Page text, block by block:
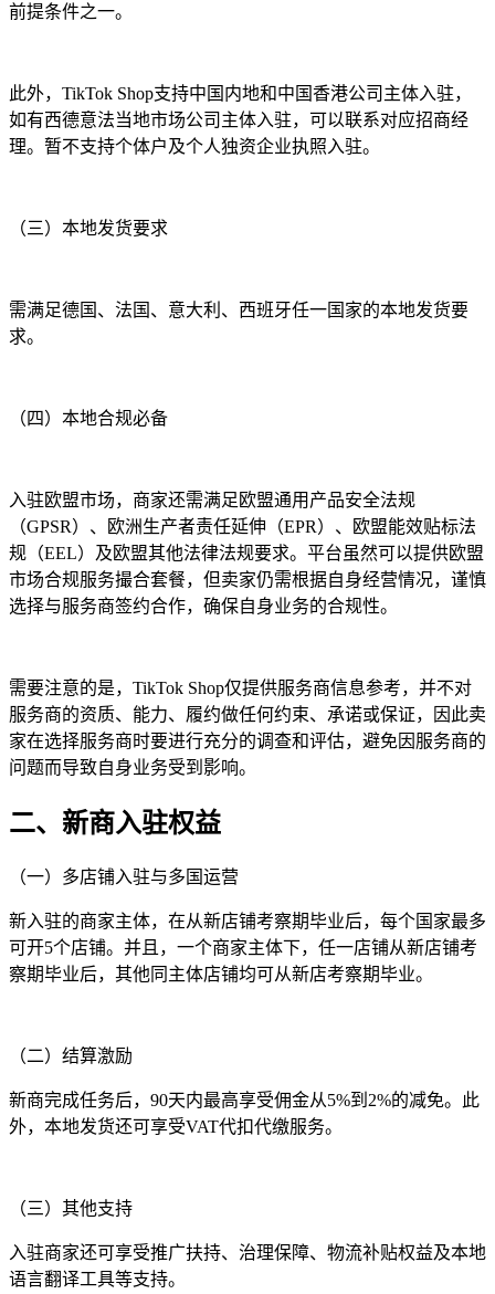
前提条件之一。
此外，TikTok Shop支持中国内地和中国香港公司主体入驻，
如有西德意法当地市场公司主体入驻，可以联系对应招商经
理。暂不支持个体户及个人独资企业执照入驻。
（三）本地发货要求
需满足德国、法国、意大利、西班牙任一国家的本地发货要
求。
（四）本地合规必备
入驻欧盟市场，商家还需满足欧盟通用产品安全法规
（GPSR）、欧洲生产者责任延伸（EPR）、欧盟能效贴标法
规（EEL）及欧盟其他法律法规要求。平台虽然可以提供欧盟
市场合规服务撮合套餐，但卖家仍需根据自身经营情况，谨慎
选择与服务商签约合作，确保自身业务的合规性。
需要注意的是，TikTok Shop仅提供服务商信息参考，并不对
服务商的资质、能力、履约做任何约束、承诺或保证，因此卖
家在选择服务商时要进行充分的调查和评估，避免因服务商的
问题而导致自身业务受到影响。
二、新商入驻权益
（一）多店铺入驻与多国运营
新入驻的商家主体，在从新店铺考察期毕业后，每个国家最多
可开5个店铺。并且，一个商家主体下，任一店铺从新店铺考
察期毕业后，其他同主体店铺均可从新店考察期毕业。
（二）结算激励
新商完成任务后，90天内最高享受佣金从5%到2%的减免。此
外，本地发货还可享受VAT代扣代缴服务。
（三）其他支持
入驻商家还可享受推广扶持、治理保障、物流补贴权益及本地
语言翻译工具等支持。